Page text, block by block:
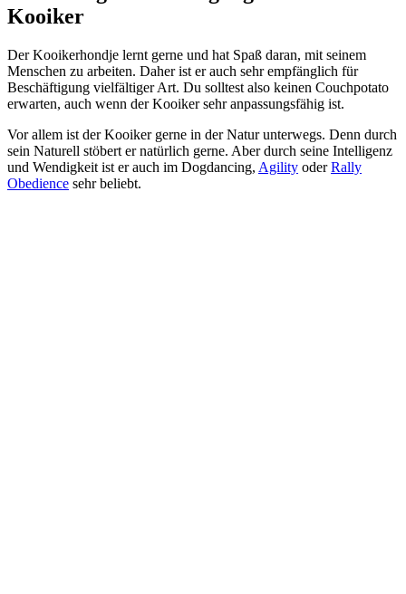
Kooiker
Der Kooikerhondje lernt gerne und hat Spaß daran, mit seinem
Menschen zu arbeiten. Daher ist er auch sehr empfänglich für
Beschäftigung vielfältiger Art. Du solltest also keinen Couchpotato
erwarten, auch wenn der Kooiker sehr anpassungsfähig ist.
Vor allem ist der Kooiker gerne in der Natur unterwegs. Denn durch
sein Naturell stöbert er natürlich gerne. Aber durch seine Intelligenz
und Wendigkeit ist er auch im Dogdancing, Agility oderRally
Obedience sehr beliebt.